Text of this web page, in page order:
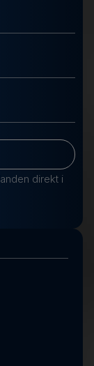
direkt i